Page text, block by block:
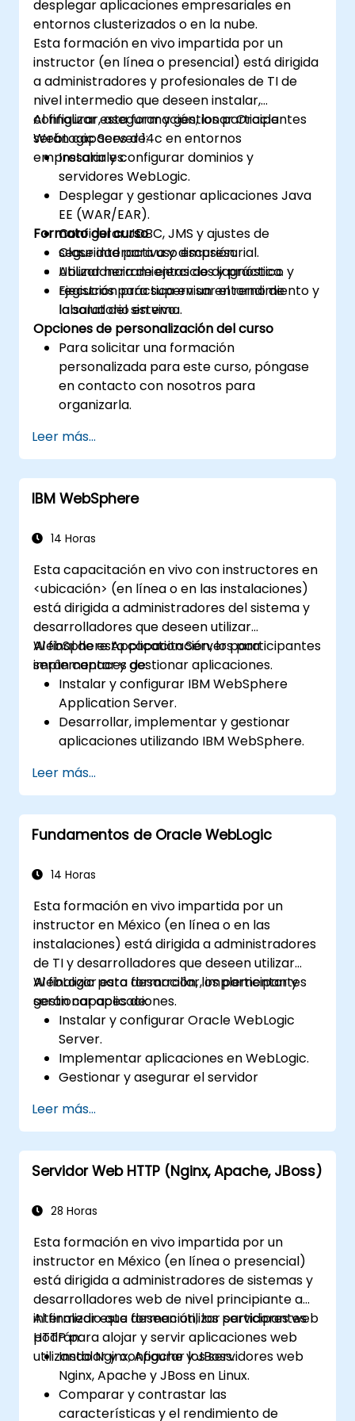
desplegar aplicaciones empresariales en
entornos clusterizados o en la nube.
Esta formación en vivo impartida por un
instructor (en línea o presencial) está dirigida
a administradores y profesionales de TI de
nivel intermedio que deseen instalar,
configurar, asegurar y gestionar Oracle
WebLogic Server 14c en entornos
empresariales.
Al finalizar esta formación, los participantes
serán capaces de:
Instalar y configurar dominios y
servidores WebLogic.
Desplegar y gestionar aplicaciones Java
EE (WAR/EAR).
Configurar JDBC, JMS y ajustes de
seguridad para uso empresarial.
Utilizar herramientas de diagnóstico y
registros para supervisar el rendimiento y
la salud del sistema.
Formato del curso
Clase interactiva y discusión.
Abundancia de ejercicios y práctica.
Ejecución práctica en un entorno de
laboratorio en vivo.
Opciones de personalización del curso
Para solicitar una formación
personalizada para este curso, póngase
en contacto con nosotros para
organizarla.
Leer más...
IBM WebSphere
14 Horas
Esta capacitación en vivo con instructores en
<ubicación> (en línea o en las instalaciones)
está dirigida a administradores del sistema y
desarrolladores que deseen utilizar
WebSphere Application Server para
implementar y gestionar aplicaciones.
Al final de esta capacitación, los participantes
serán capaces de:
Instalar y configurar IBM WebSphere
Application Server.
Desarrollar, implementar y gestionar
aplicaciones utilizando IBM WebSphere.
Diagnosticar problemas de IBM
WebSphere Application Server.
Leer más...
Fundamentos de Oracle WebLogic
14 Horas
Esta formación en vivo impartida por un
instructor en México (en línea o en las
instalaciones) está dirigida a administradores
de TI y desarrolladores que deseen utilizar
WebLogic para desarrollar, implementar y
gestionar aplicaciones.
Al finalizar esta formación, los participantes
serán capaces de:
Instalar y configurar Oracle WebLogic
Server.
Implementar aplicaciones en WebLogic.
Gestionar y asegurar el servidor
Diagnosticar problemas del servidor
WebLogic.
Leer más...
Servidor Web HTTP (Nginx, Apache, JBoss)
28 Horas
Esta formación en vivo impartida por un
instructor en México (en línea o presencial)
está dirigida a administradores de sistemas y
desarrolladores web de nivel principiante a
intermedio que deseen utilizar servidores web
HTTP para alojar y servir aplicaciones web
utilizando Nginx, Apache y JBoss.
Al finalizar esta formación, los participantes
podrán:
Instalar y configurar los servidores web
Nginx, Apache y JBoss en Linux.
Comparar y contrastar las
características y el rendimiento de